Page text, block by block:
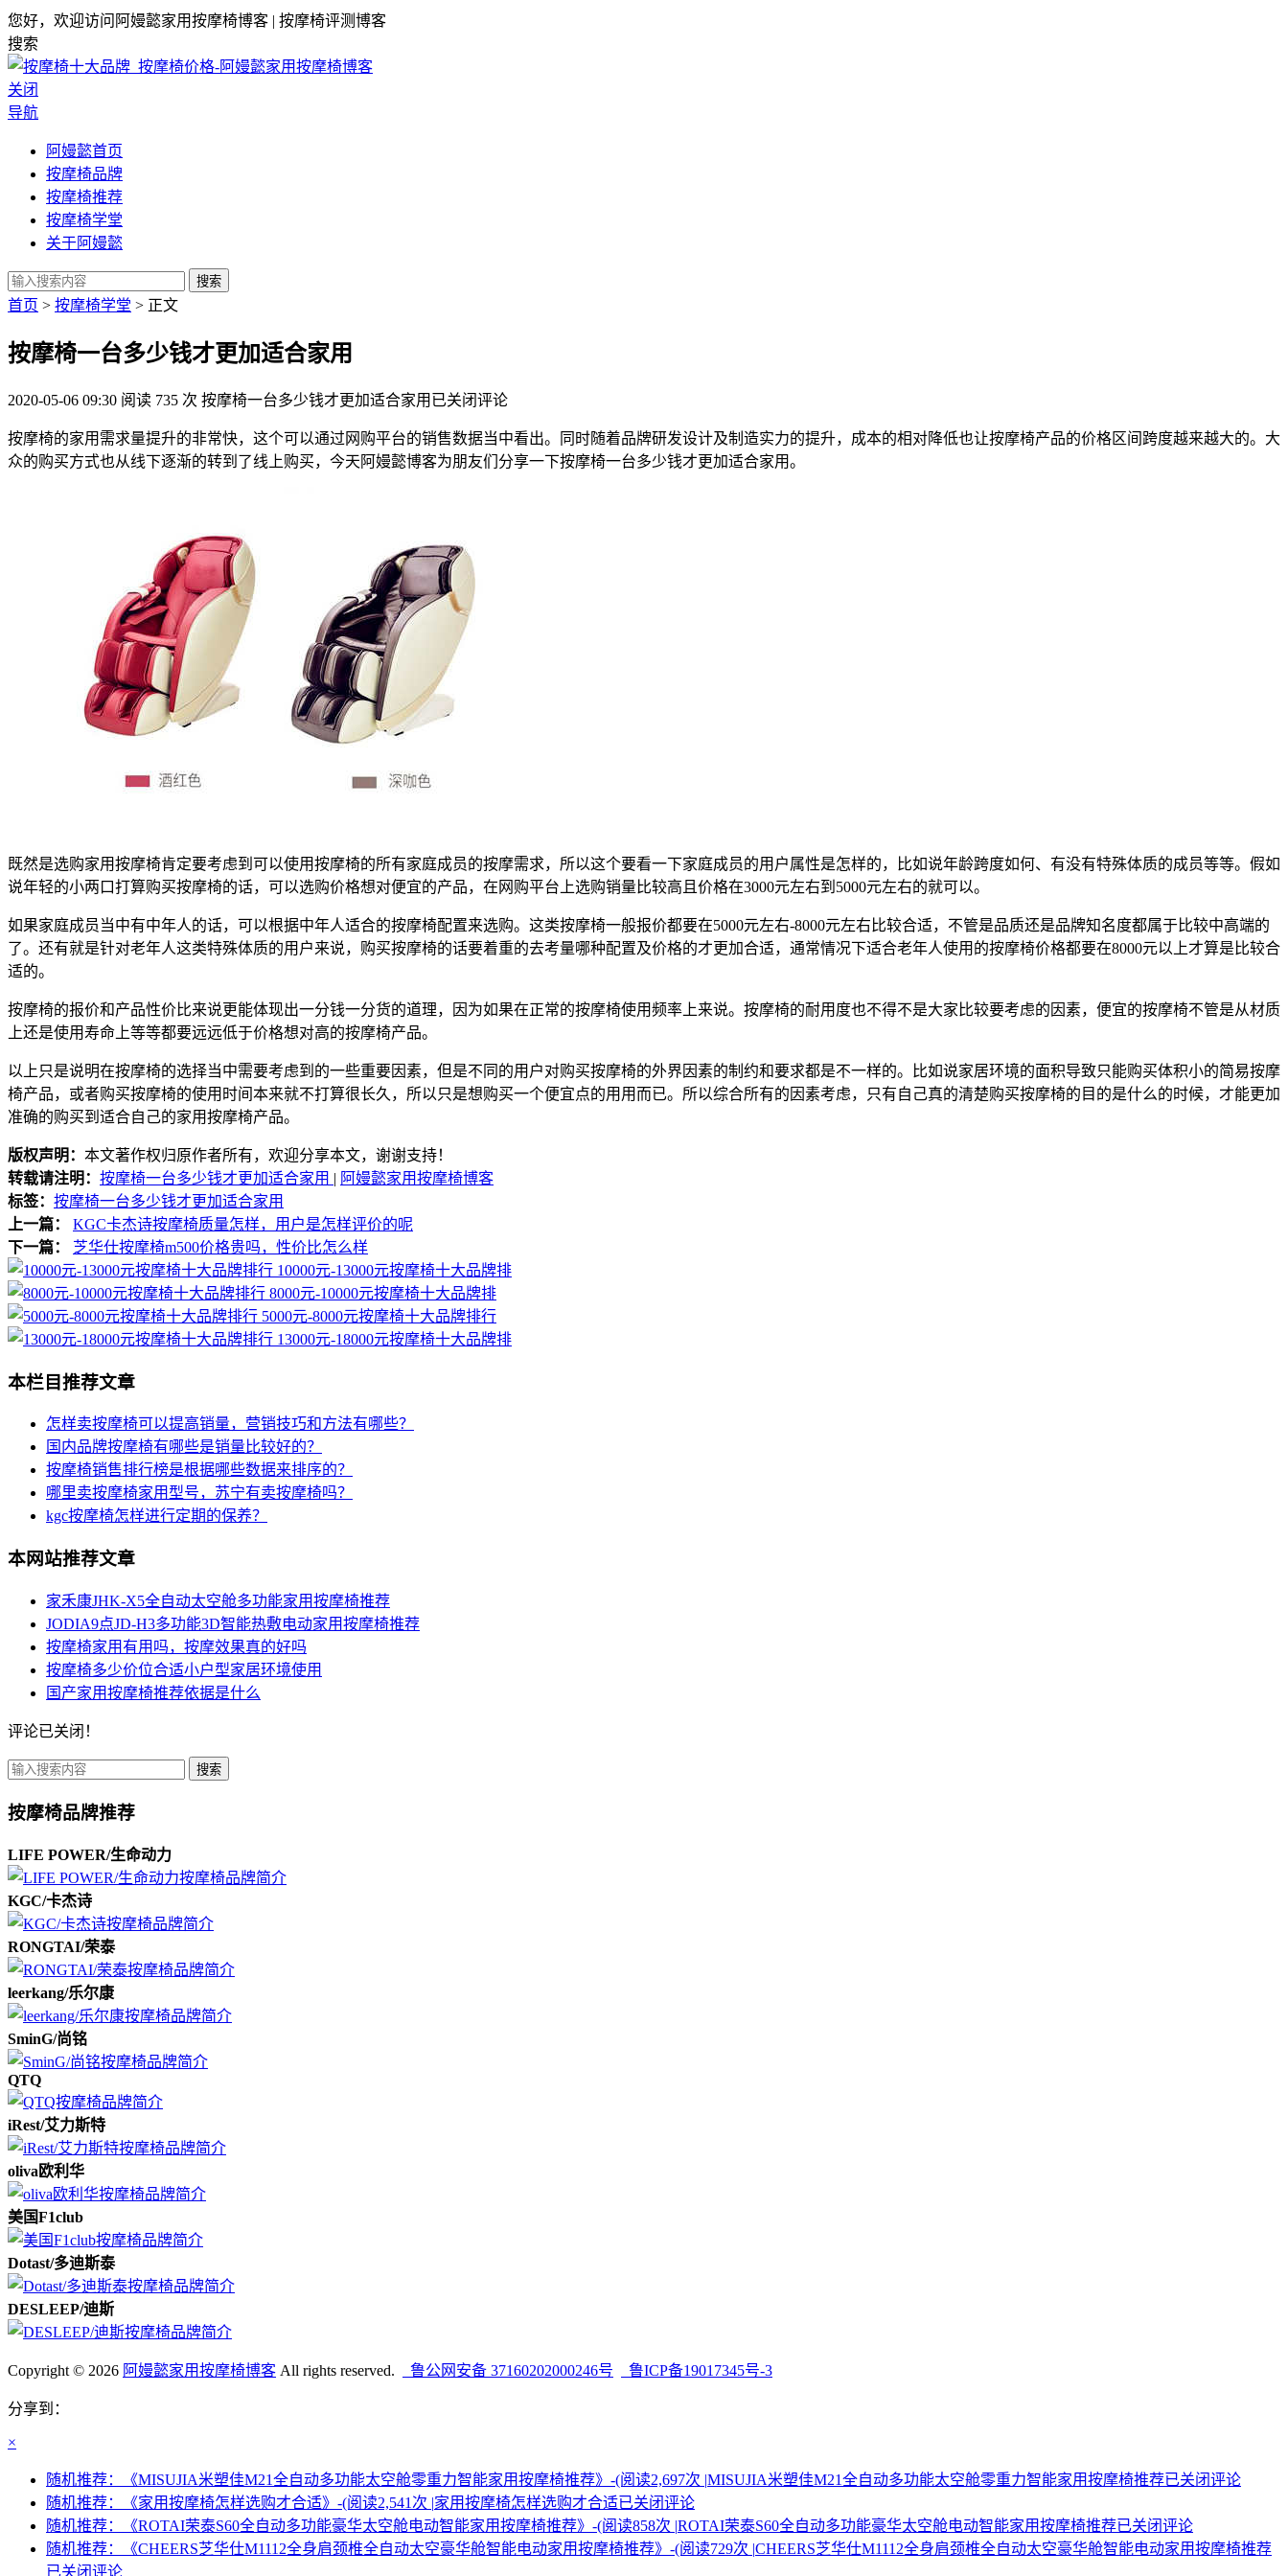
您好，欢迎访问阿嫚懿家用按摩椅博客 | 按摩椅评测博客
搜索
关闭
导航
阿嫚懿首页
按摩椅品牌
按摩椅推荐
按摩椅学堂
关于阿嫚懿
搜索
首页 > 按摩椅学堂 > 正文
按摩椅一台多少钱才更加适合家用
2020-05-06 09:30 阅读 735 次 按摩椅一台多少钱才更加适合家用 已关闭评论
按摩椅的家用需求量提升的非常快，这个可以通过网购平台的销售数据当中看出。同时随着品牌研发设计及制造实力的提升，成本的相对降低也让按摩椅产品的价格区间跨度越来越大的。大
众的购买方式也从线下逐渐的转到了线上购买，今天阿嫚懿博客为朋友们分享一下按摩椅一台多少钱才更加适合家用。
既然是选购家用按摩椅肯定要考虑到可以使用按摩椅的所有家庭成员的按摩需求，所以这个要看一下家庭成员的用户属性是怎样的，比如说年龄跨度如何、有没有特殊体质的成员等等。假如
说年轻的小两口打算购买按摩椅的话，可以选购价格想对便宜的产品，在网购平台上选购销量比较高且价格在3000元左右到5000元左右的就可以。
如果家庭成员当中有中年人的话，可以根据中年人适合的按摩椅配置来选购。这类按摩椅一般报价都要在5000元左右-8000元左右比较合适，不管是品质还是品牌知名度都属于比较中高端的
了。还有就是针对老年人这类特殊体质的用户来说，购买按摩椅的话要着重的去考量哪种配置及价格的才更加合适，通常情况下适合老年人使用的按摩椅价格都要在8000元以上才算是比较合
适的。
按摩椅的报价和产品性价比来说更能体现出一分钱一分货的道理，因为如果在正常的按摩椅使用频率上来说。按摩椅的耐用度也不得不是大家比较要考虑的因素，便宜的按摩椅不管是从材质
上还是使用寿命上等等都要远远低于价格想对高的按摩椅产品。
以上只是说明在按摩椅的选择当中需要考虑到的一些重要因素，但是不同的用户对购买按摩椅的外界因素的制约和要求都是不一样的。比如说家居环境的面积导致只能购买体积小的简易按摩
椅产品，或者购买按摩椅的使用时间本来就不打算很长久，所以只是想购买一个便宜点的用用而已。所以综合所有的因素考虑，只有自己真的清楚购买按摩椅的目的是什么的时候，才能更加
准确的购买到适合自己的家用按摩椅产品。
版权声明： 本文著作权归原作者所有，欢迎分享本文，谢谢支持！
转载请注明： 按摩椅一台多少钱才更加适合家用 | 阿嫚懿家用按摩椅博客
标签： 按摩椅一台多少钱才更加适合家用
上一篇：
KGC卡杰诗按摩椅质量怎样，用户是怎样评价的呢
下一篇：
芝华仕按摩椅m500价格贵吗，性价比怎么样
10000元-13000元按摩椅十大品牌排
8000元-10000元按摩椅十大品牌排
5000元-8000元按摩椅十大品牌排行
13000元-18000元按摩椅十大品牌排
本栏目推荐文章
怎样卖按摩椅可以提高销量，营销技巧和方法有哪些？
国内品牌按摩椅有哪些是销量比较好的？
按摩椅销售排行榜是根据哪些数据来排序的？
哪里卖按摩椅家用型号，苏宁有卖按摩椅吗？
kgc按摩椅怎样进行定期的保养？
本网站推荐文章
家禾康JHK-X5全自动太空舱多功能家用按摩椅推荐
JODIA9点JD-H3多功能3D智能热敷电动家用按摩椅推荐
按摩椅家用有用吗，按摩效果真的好吗
按摩椅多少价位合适小户型家居环境使用
国产家用按摩椅推荐依据是什么
评论已关闭！
搜索
按摩椅品牌推荐
LIFE POWER/生命动力
KGC/卡杰诗
RONGTAI/荣泰
leerkang/乐尔康
SminG/尚铭
QTQ
iRest/艾力斯特
oliva欧利华
美国F1club
Dotast/多迪斯泰
DESLEEP/迪斯
Copyright © 2026 阿嫚懿家用按摩椅博客 All rights reserved. 鲁公网安备 37160202000246号 鲁ICP备19017345号-3
分享到：
×
随机推荐：《MISUJIA米塑佳M21全自动多功能太空舱零重力智能家用按摩椅推荐》-(阅读2,697次 |MISUJIA米塑佳M21全自动多功能太空舱零重力智能家用按摩椅推荐已关闭评论
随机推荐：《家用按摩椅怎样选购才合适》-(阅读2,541次 |家用按摩椅怎样选购才合适已关闭评论
随机推荐：《ROTAI荣泰S60全自动多功能豪华太空舱电动智能家用按摩椅推荐》-(阅读858次 |ROTAI荣泰S60全自动多功能豪华太空舱电动智能家用按摩椅推荐已关闭评论
随机推荐：《CHEERS芝华仕M1112全身肩颈椎全自动太空豪华舱智能电动家用按摩椅推荐》-(阅读729次 |CHEERS芝华仕M1112全身肩颈椎全自动太空豪华舱智能电动家用按摩椅推荐
已关闭评论